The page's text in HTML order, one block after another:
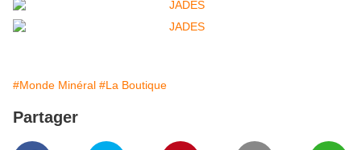
#Monde Minéral #La Boutique
Partager